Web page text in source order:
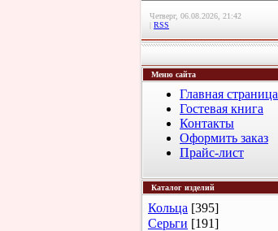
Четверг, 06.08.2026, 21:42
| RSS
Меню сайта
Главная страница
Гостевая книга
Контакты
Оформить заказ
Прайс-лист
Каталог изделий
Кольца [395]
Серьги [191]